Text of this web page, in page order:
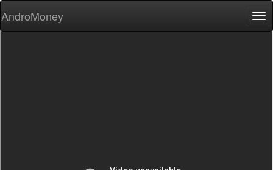
AndroMoney